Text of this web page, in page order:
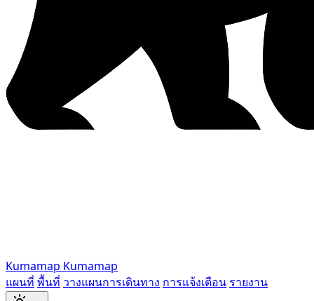
Kumamap Kumamap
แผนที่ พื้นที่ วางแผนการเดินทาง การแจ้งเตือน รายงาน